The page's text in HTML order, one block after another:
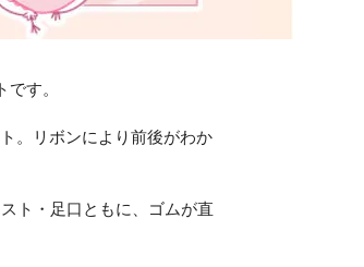
す。
。リボンにより前後がわか
ト・足口ともに、ゴムが直